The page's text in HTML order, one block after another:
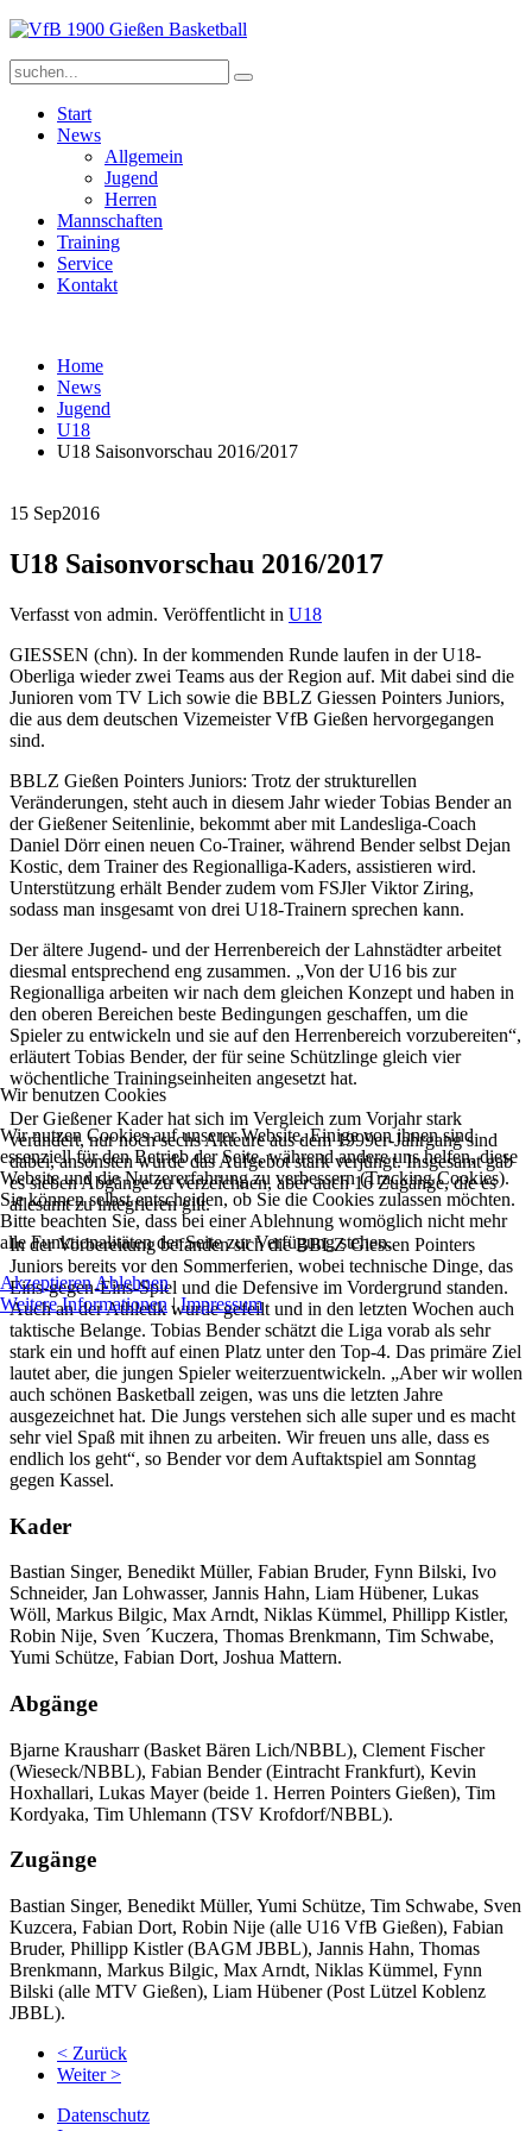
Start
News
Allgemein
Jugend
Herren
Mannschaften
Training
Service
Kontakt
Home
News
Jugend
U18
U18 Saisonvorschau 2016/2017
15 Sep2016
U18 Saisonvorschau 2016/2017
Verfasst von admin. Veröffentlicht in U18
GIESSEN (chn). In der kommenden Runde laufen in der U18-
Oberliga wieder zwei Teams aus der Region auf. Mit dabei sind die
Junioren vom TV Lich sowie die BBLZ Giessen Pointers Juniors,
die aus dem deutschen Vizemeister VfB Gießen hervorgegangen
sind.
BBLZ Gießen Pointers Juniors: Trotz der strukturellen
Veränderungen, steht auch in diesem Jahr wieder Tobias Bender an
der Gießener Seitenlinie, bekommt aber mit Landesliga-Coach
Daniel Dörr einen neuen Co-Trainer, während Bender selbst Dejan
Kostic, dem Trainer des Regionalliga-Kaders, assistieren wird.
Unterstützung erhält Bender zudem vom FSJler Viktor Ziring,
sodass man insgesamt von drei U18-Trainern sprechen kann.
Der ältere Jugend- und der Herrenbereich der Lahnstädter arbeitet
diesmal entsprechend eng zusammen. „Von der U16 bis zur
Regionalliga arbeiten wir nach dem gleichen Konzept und haben in
den oberen Bereichen beste Bedingungen geschaffen, um die
Spieler zu entwickeln und sie auf den Herrenbereich vorzubereiten“,
erläutert Tobias Bender, der für seine Schützlinge gleich vier
wöchentliche Trainingseinheiten angesetzt hat.
Der Gießener Kader hat sich im Vergleich zum Vorjahr stark
verändert, nur noch sechs Akteure aus dem 1999er-Jahrgang sind
dabei, ansonsten wurde das Aufgebot stark verjüngt. Insgesamt gab
es sieben Abgänge zu verzeichnen, aber auch 16 Zugänge, die es
allesamt zu integrieren gilt.
In der Vorbereitung befanden sich die BBLZ Giessen Pointers
Juniors bereits vor den Sommerferien, wobei technische Dinge, das
Eins-gegen-Eins-Spiel und die Defensive im Vordergrund standen.
Auch an der Athletik wurde gefeilt und in den letzten Wochen auch
taktische Belange. Tobias Bender schätzt die Liga vorab als sehr
stark ein und hofft auf einen Platz unter den Top-4. Das primäre Ziel
lautet aber, die jungen Spieler weiterzuentwickeln. „Aber wir wollen
auch schönen Basketball zeigen, was uns die letzten Jahre
ausgezeichnet hat. Die Jungs verstehen sich alle super und es macht
sehr viel Spaß mit ihnen zu arbeiten. Wir freuen uns alle, dass es
endlich los geht“, so Bender vor dem Auftaktspiel am Sonntag
gegen Kassel.
Kader
Bastian Singer, Benedikt Müller, Fabian Bruder, Fynn Bilski, Ivo
Schneider, Jan Lohwasser, Jannis Hahn, Liam Hübener, Lukas
Wöll, Markus Bilgic, Max Arndt, Niklas Kümmel, Phillipp Kistler,
Robin Nije, Sven ´Kuczera, Thomas Brenkmann, Tim Schwabe,
Yumi Schütze, Fabian Dort, Joshua Mattern.
Abgänge
Bjarne Krausharr (Basket Bären Lich/NBBL), Clement Fischer
(Wieseck/NBBL), Fabian Bender (Eintracht Frankfurt), Kevin
Hoxhallari, Lukas Mayer (beide 1. Herren Pointers Gießen), Tim
Kordyaka, Tim Uhlemann (TSV Krofdorf/NBBL).
Zugänge
Bastian Singer, Benedikt Müller, Yumi Schütze, Tim Schwabe, Sven
Kuzcera, Fabian Dort, Robin Nije (alle U16 VfB Gießen), Fabian
Bruder, Phillipp Kistler (BAGM JBBL), Jannis Hahn, Thomas
Brenkmann, Markus Bilgic, Max Arndt, Niklas Kümmel, Fynn
Bilski (alle MTV Gießen), Liam Hübener (Post Lützel Koblenz
JBBL).
< Zurück
Weiter >
Datenschutz
Wir benutzen Cookies
Wir nutzen Cookies auf unserer Website. Einige von ihnen sind
essenziell für den Betrieb der Seite, während andere uns helfen, diese
Website und die Nutzererfahrung zu verbessern (Tracking Cookies).
Sie können selbst entscheiden, ob Sie die Cookies zulassen möchten.
Bitte beachten Sie, dass bei einer Ablehnung womöglich nicht mehr
alle Funktionalitäten der Seite zur Verfügung stehen.
Akzeptieren Ablehnen
Weitere Informationen |Impressum